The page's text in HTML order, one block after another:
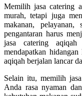
Memilih jasa catering
murah, tetapi juga
makanan, pelayanan,
pengantaran harus
jasa catering
mendapatkan
aqiqah berjalan lancar
Selain itu, memilih
Anda rasa nyaman